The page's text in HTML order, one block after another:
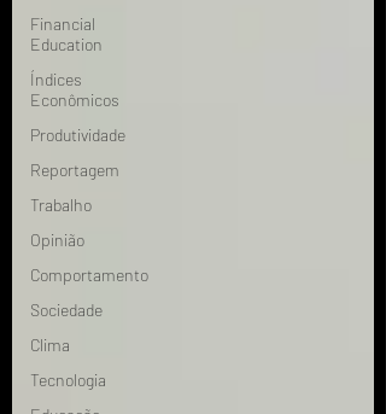
Financial
Education
Índices
Econômicos
Produtividade
Reportagem
Trabalho
Opinião
Comportamento
Sociedade
Clima
Tecnologia